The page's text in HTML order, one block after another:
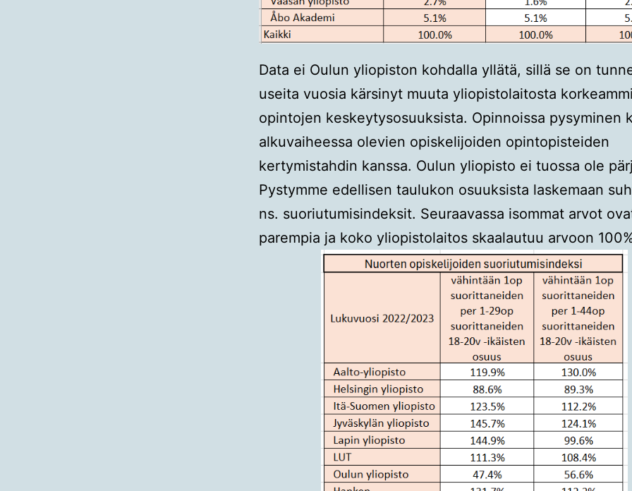
Data ei Oulun yliopiston kohdalla yllätä, sillä se on
useita vuosia kärsinyt muuta yliopistolaitosta
opintojen keskeytysosuuksista. Opinnoissa pysyminen
alkuvaiheessa olevien opiskelijoiden opintopisteiden
kertymistahdin kanssa. Oulun yliopisto ei tuossa ole
Pystymme edellisen taulukon osuuksista laskemaan
ns. suoriutumisindeksit. Seuraavassa isommat arvot
parempia ja koko yliopistolaitos skaalautuu arvoon